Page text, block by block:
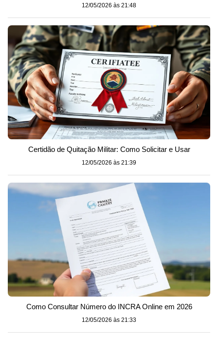
12/05/2026 às 21:48
Certidão de Quitação Militar: Como Solicitar e Usar
12/05/2026 às 21:39
Como Consultar Número do INCRA Online em 2026
12/05/2026 às 21:33